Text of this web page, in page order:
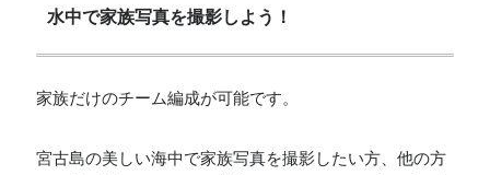
水中で家族写真を撮影しよう！
家族だけのチーム編成が可能です。
宮古島の美しい海中で家族写真を撮影したい方、他の方